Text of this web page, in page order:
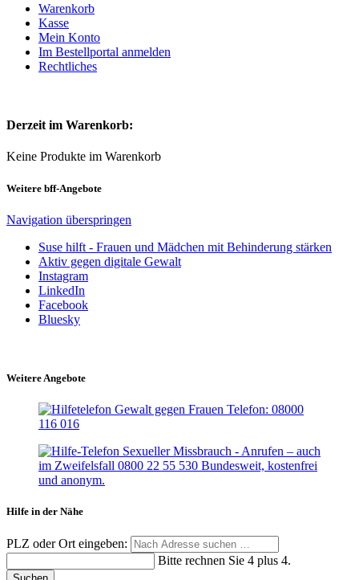
Warenkorb
Kasse
Mein Konto
Im Bestellportal anmelden
Rechtliches
Derzeit im Warenkorb:
Keine Produkte im Warenkorb
Weitere bff-Angebote
Navigation überspringen
Suse hilft - Frauen und Mädchen mit Behinderung stärken
Aktiv gegen digitale Gewalt
Instagram
LinkedIn
Facebook
Bluesky
Weitere Angebote
Hilfe in der Nähe
PLZ oder Ort eingeben:
Bitte rechnen Sie 4 plus 4.